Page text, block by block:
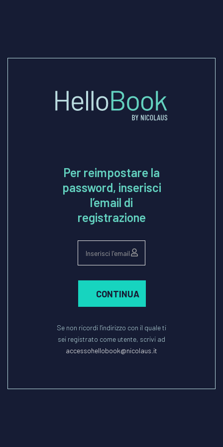
Per reimpostare la
password, inserisci
l’email di
registrazione
CONTINUA
Se non ricordi l'indirizzo con il quale ti
sei registrato come utente, scrivi ad
accessohellobook@nicolaus.it